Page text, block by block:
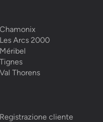
Chamonix
Les Arcs 2000
Méribel
Tignes
Val Thorens
Registrazione cliente